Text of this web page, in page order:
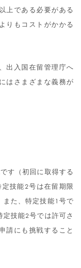
上である必要がある
りもコストがかかる
出入国在留管理庁へ
はさまざまな義務が
す（初回に取得する
技能2号は在留期限
また、特定技能1号で
技能2号では許可さ
請にも挑戦すること